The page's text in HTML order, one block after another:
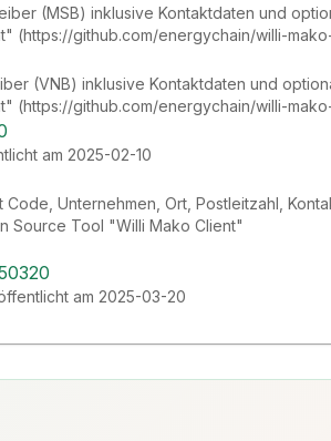
(MSB) inklusive Kontaktdaten und
(https://github.com/energychain/willi-
(VNB) inklusive Kontaktdaten und
(https://github.com/energychain/willi-
am 2025-02-10
Unternehmen, Ort, Postleitzahl,
Source Tool "Willi Mako Client"
am 2025-03-20